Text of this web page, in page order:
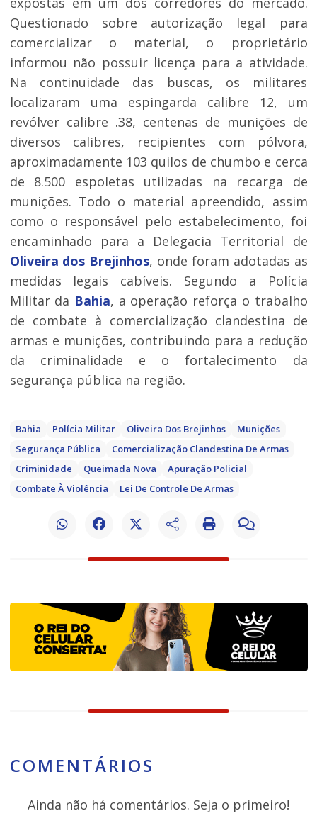
Questionado sobre autorização legal para
comercializar o material, o proprietário
informou não possuir licença para a atividade.
Na continuidade das buscas, os militares
localizaram uma espingarda calibre 12, um
revólver calibre .38, centenas de munições de
diversos calibres, recipientes com pólvora,
aproximadamente 103 quilos de chumbo e cerca
de 8.500 espoletas utilizadas na recarga de
munições. Todo o material apreendido, assim
como o responsável pelo estabelecimento, foi
encaminhado para a Delegacia Territorial de
Oliveira dos Brejinhos, onde foram adotadas as
medidas legais cabíveis. Segundo a Polícia
Militar da Bahia, a operação reforça o trabalho
de combate à comercialização clandestina de
armas e munições, contribuindo para a redução
da criminalidade e o fortalecimento da
segurança pública na região.
Bahia Polícia Militar Oliveira Dos Brejinhos
Munições
Segurança Pública
Comercialização Clandestina De Armas
Criminidade
Queimada Nova
Apuração Policial
Combate À Violência
Lei De Controle De Armas
COMENTÁRIOS
Ainda não há comentários. Seja o primeiro!